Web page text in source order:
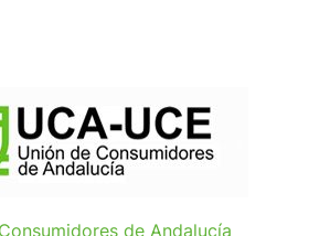
de Andalucía